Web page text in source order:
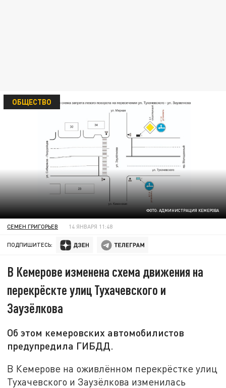
ФОТО: АДМИНИСТРАЦИЯ КЕМЕРОВА
ОБЩЕСТВО
СЕМЕН ГРИГОРЬЕВ 14 ЯНВАРЯ 11:48
ПОДПИШИТЕСЬ:
В Кемерове изменена схема движения на
перекрёскте улиц Тухачевского и
Заузёлкова
Об этом кемеровских автомобилистов
предупредила ГИБДД.
В Кемерове на оживлённом перекрёстке улиц
Тухачевского и Заузёлкова изменилась